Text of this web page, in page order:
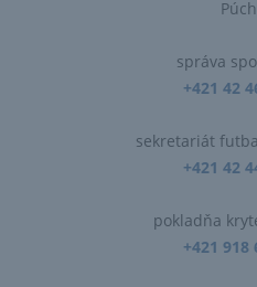
správa
+421 42
sekretariát
+421 42
pokladňa
+421 918